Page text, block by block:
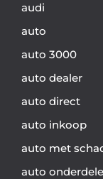
audi
auto
auto 3000
auto dealer
auto direct
auto inkoop
auto met
auto